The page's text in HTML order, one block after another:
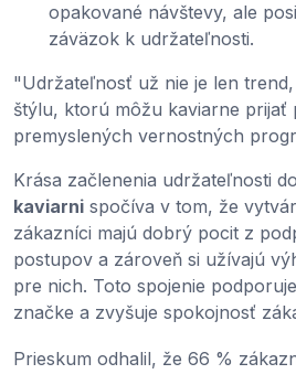
opakované návštevy, ale
záväzok k udržateľnosti.
"Udržateľnosť už nie je len
štýlu, ktorú môžu kaviarne prijať
premyslených vernostných
Krása začlenenia udržateľnosti do
kaviarni spočíva v tom, že
zákazníci majú dobrý pocit z
postupov a zároveň si užívajú
pre nich. Toto spojenie
značke a zvyšuje spokojnosť
Prieskum odhalil, že 66 %